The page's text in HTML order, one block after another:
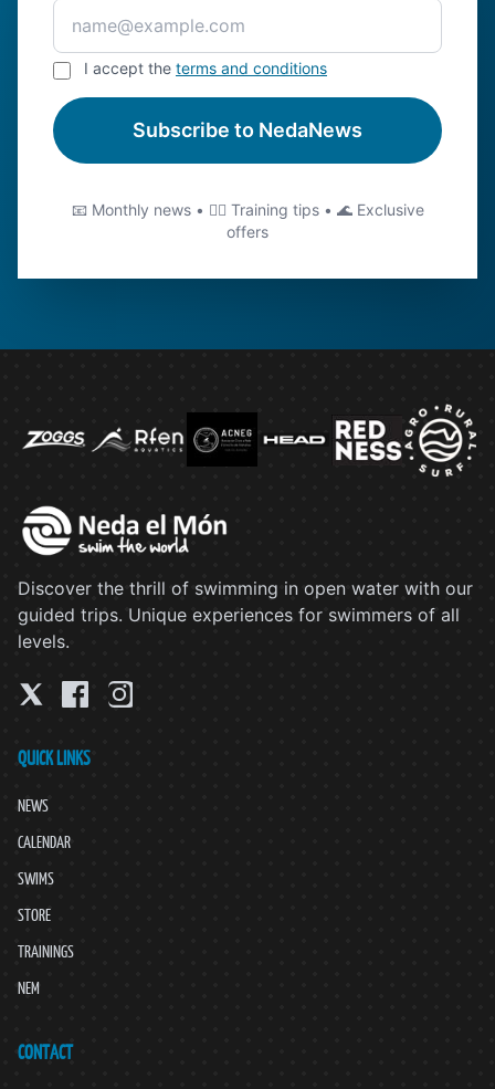
I accept the terms and conditions
Subscribe to NedaNews
📧 Monthly news • 🏊‍♂️ Training tips • 🌊 Exclusive
offers
Discover the thrill of swimming in open water with our
guided trips. Unique experiences for swimmers of all
levels.
QUICK LINKS
NEWS
CALENDAR
SWIMS
STORE
TRAININGS
NEM
CONTACT